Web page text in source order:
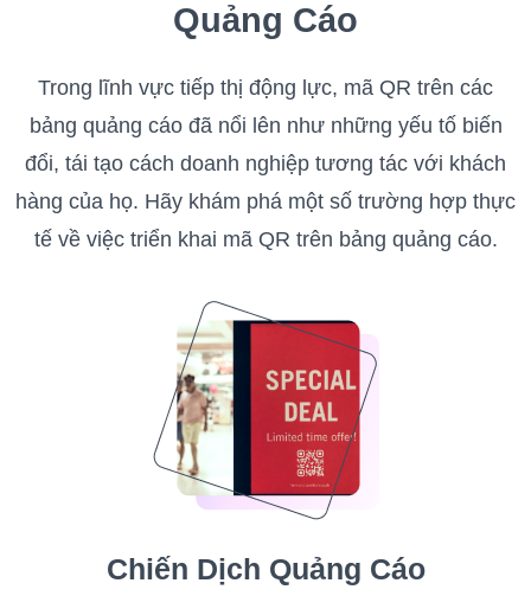
Quảng Cáo
Trong lĩnh vực tiếp thị động lực, mã QR trên các
bảng quảng cáo đã nổi lên như những yếu tố biến
đổi, tái tạo cách doanh nghiệp tương tác với khách
hàng của họ. Hãy khám phá một số trường hợp thực
tế về việc triển khai mã QR trên bảng quảng cáo.
Chiến Dịch Quảng Cáo